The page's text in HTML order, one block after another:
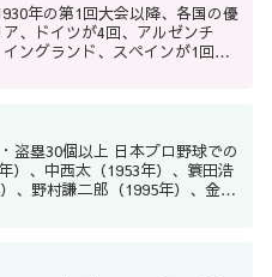
、ドイツが4回、アルゼンチ
ングランド、スペインが1回と
）、中西太（1953年）、簑田浩
、野村謙二郎（1995年）、金本